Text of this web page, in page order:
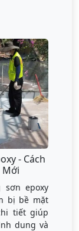
- Cách
Mới
epoxy
bị bề mặt
tiết giúp
dung và